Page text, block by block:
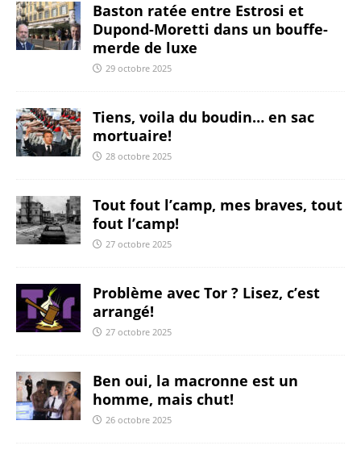
Baston ratée entre Estrosi et
Dupond-Moretti dans un bouffe-
merde de luxe
29 octobre 2025
Tiens, voila du boudin… en sac
mortuaire!
28 octobre 2025
Tout fout l’camp, mes braves, tout
fout l’camp!
27 octobre 2025
Problème avec Tor ? Lisez, c’est
arrangé!
27 octobre 2025
Ben oui, la macronne est un
homme, mais chut!
26 octobre 2025